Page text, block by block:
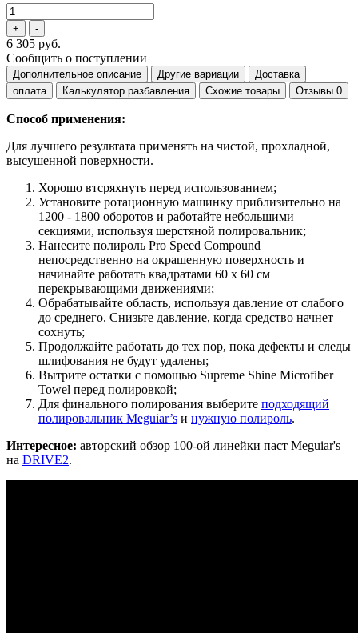
6 305 руб.
Сообщить о поступлении
Дополнительное описание Другие вариации
Доставка
оплата
Калькулятор разбавления Схожие товары Отзывы 0
Способ применения:
Для лучшего результата применять на чистой, прохладной,
высушенной поверхности.
Хорошо втсряхнуть перед использованием;
Установите ротационную машинку приблизительно на
1200 - 1800 оборотов и работайте небольшими
секциями, используя шерстяной полировальник;
Нанесите полироль Pro Speed Compound
непосредственно на окрашенную поверхность и
начинайте работать квадратами 60 х 60 см
перекрывающими движениями;
Обрабатывайте область, используя давление от слабого
до среднего. Снизьте давление, когда средство начнет
сохнуть;
Продолжайте работать до тех пор, пока дефекты и следы
шлифования не будут удалены;
Вытрите остатки с помощью Supreme Shine Microfiber
Towel перед полировкой;
Для финального полирования выберите подходящий
полировальник Meguiar’s и нужную полироль.
Интересное: авторский обзор 100-ой линейки паст Meguiar's
на DRIVE2.